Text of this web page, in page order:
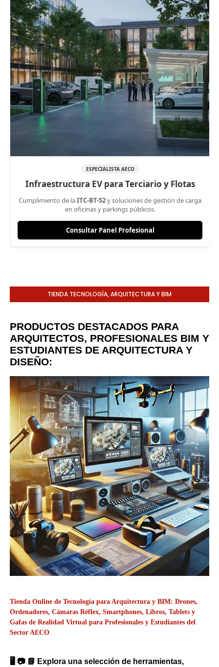
ESPECIALISTA AECO
Infraestructura EV para Terciario y Flotas
Cumplimiento de laITC-BT-52y soluciones de gestión de carga
en oficinas y parkings públicos.
Consultar Panel Profesional
TIENDA TECNOLOGÍA, ARQUITECTURA Y BIM
PRODUCTOS DESTACADOS PARA
ARQUITECTOS, PROFESIONALES BIM Y
ESTUDIANTES DE ARQUITECTURA Y
DISEÑO:
Tienda Online de Tecnología para Arquitectura y BIM: Drones,
Ordenadores, Cámaras Réflex, Smartphones, Libros, Tablets y
Gafas de Realidad Virtual para Profesionales y Estudiantes del
Sector AECO
🖥️ 📷 📘 Explora una selección de herramientas,